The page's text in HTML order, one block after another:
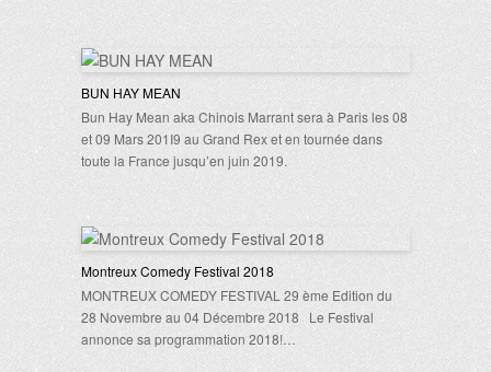
BUN HAY MEAN
Bun Hay Mean aka Chinois Marrant sera à Paris les 08
et 09 Mars 201I9 au Grand Rex et en tournée dans
toute la France jusqu’en juin 2019.
Montreux Comedy Festival 2018
MONTREUX COMEDY FESTIVAL 29 ème Edition du
28 Novembre au 04 Décembre 2018 Le Festival
annonce sa programmation 2018!…